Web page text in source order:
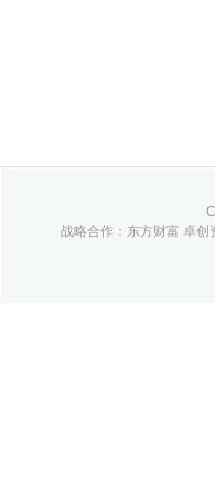
战略合作：东方财富 卓创